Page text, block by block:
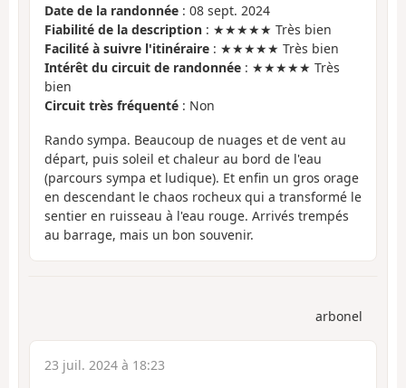
Date de la randonnée : 08 sept. 2024
Fiabilité de la description : ★★★★★ Très bien
Facilité à suivre l'itinéraire : ★★★★★ Très bien
Intérêt du circuit de randonnée : ★★★★★ Très
bien
Circuit très fréquenté : Non
Rando sympa. Beaucoup de nuages et de vent au
départ, puis soleil et chaleur au bord de l'eau
(parcours sympa et ludique). Et enfin un gros orage
en descendant le chaos rocheux qui a transformé le
sentier en ruisseau à l'eau rouge. Arrivés trempés
au barrage, mais un bon souvenir.
arbonel
23 juil. 2024 à 18:23